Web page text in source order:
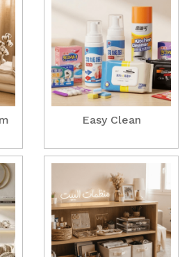
Easy Clean